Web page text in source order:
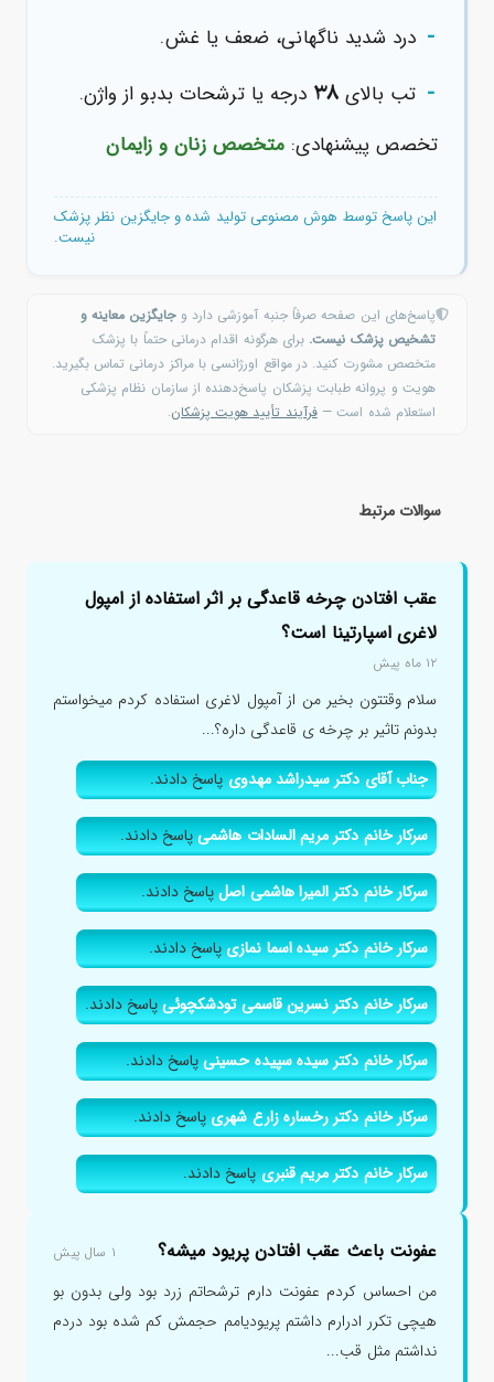
- درد شدید ناگهانی، ضعف یا غش.
- تب بالای ۳۸ درجه یا ترشحات بدبو از واژن.
تخصص پیشنهادی: متخصص زنان و زایمان
این پاسخ توسط هوش مصنوعی تولید شده و جایگزین نظر پزشک
نیست.
پاسخ‌های این صفحه صرفاً جنبه آموزشی دارد وجایگزین معاینه و
تشخیص پزشک نیست. برای هرگونه اقدام درمانی حتماً با پزشک
متخصص مشورت کنید. در مواقع اورژانسی با مراکز درمانی تماس بگیرید.
هویت و پروانه طبابت پزشکان پاسخ‌دهنده از سازمان نظام پزشکی
استعلام شده است —فرآیند تأیید هویت پزشکان.
سوالات مرتبط
عقب افتادن چرخه قاعدگی بر اثر استفاده از امپول
لاغری اسپارتینا است؟
۱۲ ماه پیش
سلام وقتتون بخیر من از آمپول لاغری استفاده کردم میخواستم
بدونم تاثیر بر چرخه ی قاعدگی داره؟...
جناب آقای دکتر سیدراشد مهدویپاسخ دادند.
سرکار خانم دکتر مریم السادات هاشمیپاسخ دادند.
سرکار خانم دکتر المیرا هاشمی اصلپاسخ دادند.
سرکار خانم دکتر سیده اسما نمازیپاسخ دادند.
سرکار خانم دکتر نسرین قاسمی تودشکچوئیپاسخ دادند.
سرکار خانم دکتر سیده سپیده حسینیپاسخ دادند.
سرکار خانم دکتر رخساره زارع شهریپاسخ دادند.
سرکار خانم دکتر مریم قنبریپاسخ دادند.
عفونت باعث عقب افتادن پریود میشه؟ ۱ سال پیش
من احساس کردم عفونت دارم ترشحاتم زرد بود ولی بدون بو
هیچی تکرر ادرارم داشتم پریودیامم حجمش کم شده بود دردم
نداشتم مثل قب...